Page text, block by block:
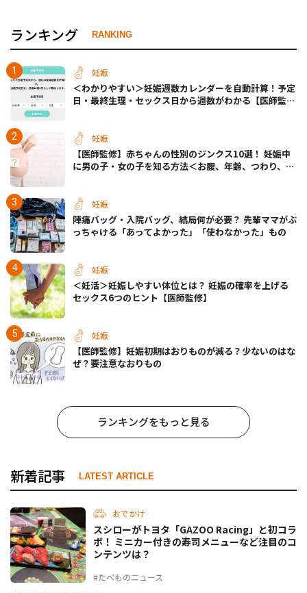
ランキング RANKING
妊娠
＜わかりやすい＞妊娠週数カレンダーを自動計算！予定
日・最終生理・セックス日から週数がわかる【医師監
妊娠
【医師監修】赤ちゃんの性別のジンクス10選！ 妊娠中
に男の子・女の子を知る方法＜お腹、年齢、つわり、胎
妊娠
陣痛バッグ・入院バッグ、結局何が必要？ 先輩ママがぶ
っちゃける「あってよかった」「使わなかった」もの
妊娠
＜妊活＞妊娠しやすい体位とは？ 妊娠の確率を上げる
セックス6つのヒント【医師監修】
妊娠
【医師監修】妊娠初期はおりものが減る？少ないのはな
ぜ？要注意なおりもの
ランキングをもっと見る
新着記事 LATEST ARTICLE
おでかけ
#たべものニュース
スシローがトヨタ「GAZOO Racing」と初コラ
ボ！ ミニカー付きの寿司メニューなど注目のコ
ンテンツは？